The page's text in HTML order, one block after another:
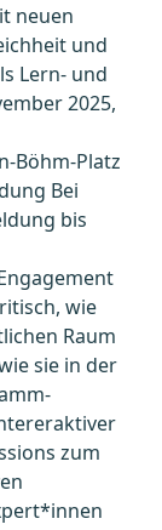
neuen
und
Lern- und
2025,
Böhm-Platz
Bei
bis
wie
Raum
sie in der
zum